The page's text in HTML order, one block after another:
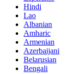
Hindi
Lao
Albanian
Amharic
Armenian
Azerbaijani
Belarusian
Bengali